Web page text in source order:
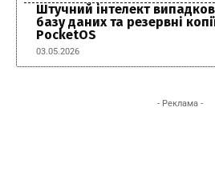
Штучний інтелект
базу даних та резервні
PocketOS
03.05.2026
- Реклама -